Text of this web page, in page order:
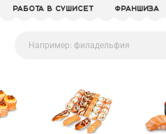
Работа в СУШИСЕТ франшиза